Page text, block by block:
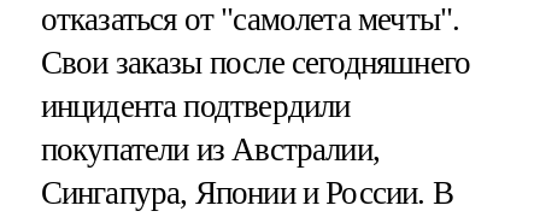
отказаться от "самолета мечты".
Свои заказы после сегодняшнего
инцидента подтвердили
покупатели из Австралии,
Сингапура, Японии и России. В